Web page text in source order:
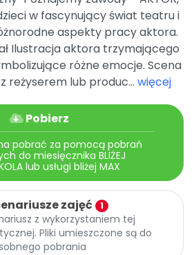
w fascynujący świat teatru i
aspekty pracy aktora.
Ilustracja aktora trzymającego
różne emocje. Scena
reżyserem lub produc... więcej
Pobierz
pobrać za pomocą pobrań
do miesięcznika BLIŻEJ
lub usługi bliżej MAX
zajęć 1
z wykorzystaniem tej
Pliki umieszczone są do
pobrania